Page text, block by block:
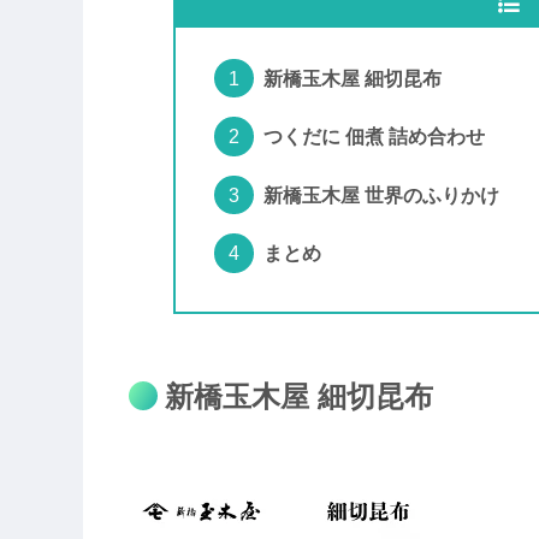
新橋玉木屋 細切昆布
つくだに 佃煮 詰め合わせ
新橋玉木屋 世界のふりかけ
まとめ
新橋玉木屋 細切昆布